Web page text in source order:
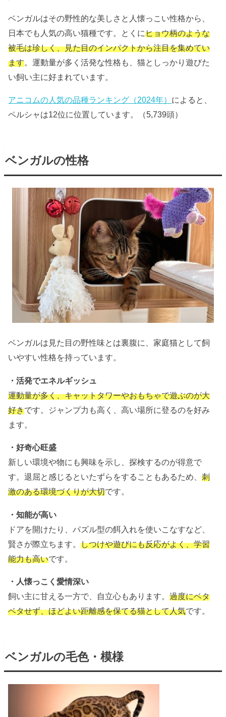
ベンガルはその野性的な美しさと人懐っこい性格から、
日本でも人気の高い猫種です。とくにヒョウ柄のような
被毛は珍しく、見た目のインパクトから注目を集めてい
ます。運動量が多く活発な性格も、猫としっかり遊びた
い飼い主に好まれています。
アニコムの人気の品種ランキング（2024年） によると、
ペルシャは12位に位置しています。（5,739頭）
ベンガルの性格
ベンガルは見た目の野性味とは裏腹に、家庭猫として飼
いやすい性格を持っています。
・活発でエネルギッシュ
運動量が多く、キャットタワーやおもちゃで遊ぶのが大
好きです。ジャンプ力も高く、高い場所に登るのを好み
ます。
・好奇心旺盛
新しい環境や物にも興味を示し、探検するのが得意で
す。退屈と感じるといたずらをすることもあるため、刺
激のある環境づくりが大切です。
・知能が高い
ドアを開けたり、パズル型の餌入れを使いこなすなど、
賢さが際立ちます。しつけや遊びにも反応がよく、学習
能力も高いです。
・人懐っこく愛情深い
飼い主に甘える一方で、自立心もあります。過度にベタ
ベタせず、ほどよい距離感を保てる猫として人気です。
ベンガルの毛色・模様